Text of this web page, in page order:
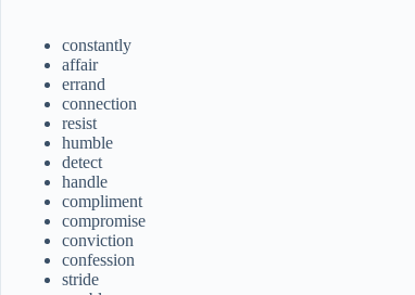
constantly
affair
errand
connection
resist
humble
detect
handle
compliment
compromise
conviction
confession
stride